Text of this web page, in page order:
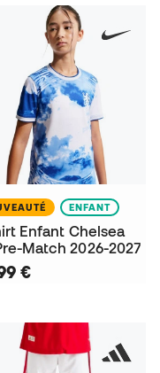
ENFANT
Enfant Chelsea
Match 2026-2027
€